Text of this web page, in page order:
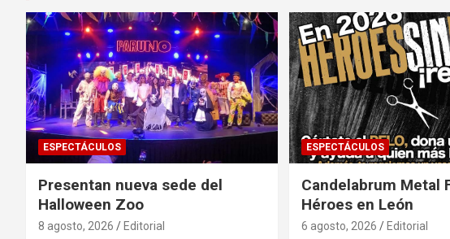
ESPECTÁCULOS
Presentan nueva sede del
Halloween Zoo
8 agosto, 2026 Editorial
ESPECTÁCULOS
Candelabrum Metal
Héroes en León
6 agosto, 2026 Editorial